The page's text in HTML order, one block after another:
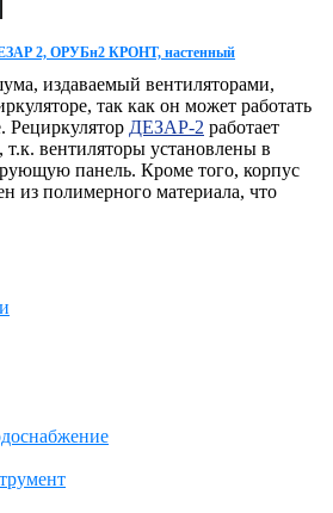
2, ОРУБн2 КРОНТ, настенный
издаваемый вентиляторами,
так как он может работать
ДЕЗАР-2 работает
вентиляторы установлены в
панель. Кроме того, корпус
из полимерного материала, что